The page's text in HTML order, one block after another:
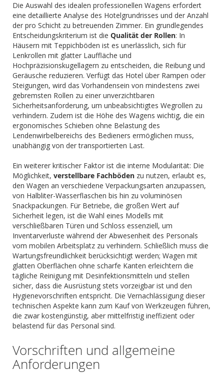
Die Auswahl des idealen professionellen Wagens erfordert
eine detaillierte Analyse des Hotelgrundrisses und der Anzahl
der pro Schicht zu betreuenden Zimmer. Ein grundlegendes
Entscheidungskriterium ist die Qualität der Rollen: In
Häusern mit Teppichböden ist es unerlässlich, sich für
Lenkrollen mit glatter Lauffläche und
Hochpräzisionskugellagern zu entscheiden, die Reibung und
Geräusche reduzieren. Verfügt das Hotel über Rampen oder
Steigungen, wird das Vorhandensein von mindestens zwei
gebremsten Rollen zu einer unverzichtbaren
Sicherheitsanforderung, um unbeabsichtigtes Wegrollen zu
verhindern. Zudem ist die Höhe des Wagens wichtig, die ein
ergonomisches Schieben ohne Belastung des
Lendenwirbelbereichs des Bedieners ermöglichen muss,
unabhängig von der transportierten Last.
Ein weiterer kritischer Faktor ist die interne Modularität: Die
Möglichkeit, verstellbare Fachböden zu nutzen, erlaubt es,
den Wagen an verschiedene Verpackungsarten anzupassen,
von Halbliter-Wasserflaschen bis hin zu voluminösen
Snackpackungen. Für Betriebe, die großen Wert auf
Sicherheit legen, ist die Wahl eines Modells mit
verschließbaren Türen und Schloss essenziell, um
Inventarverluste während der Abwesenheit des Personals
vom mobilen Arbeitsplatz zu verhindern. Schließlich muss die
Wartungsfreundlichkeit berücksichtigt werden; Wagen mit
glatten Oberflächen ohne scharfe Kanten erleichtern die
tägliche Reinigung mit Desinfektionsmitteln und stellen
sicher, dass die Ausrüstung stets vorzeigbar ist und den
Hygienevorschriften entspricht. Die Vernachlässigung dieser
technischen Aspekte kann zum Kauf von Werkzeugen führen,
die zwar kostengünstig, aber mittelfristig ineffizient oder
belastend für das Personal sind.
Vorschriften und allgemeine
Anforderungen